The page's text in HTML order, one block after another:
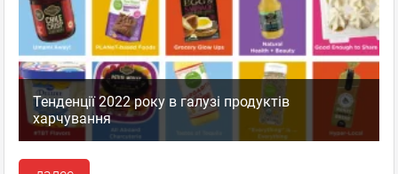
Тенденції 2022 року в галузі продуктів
харчування